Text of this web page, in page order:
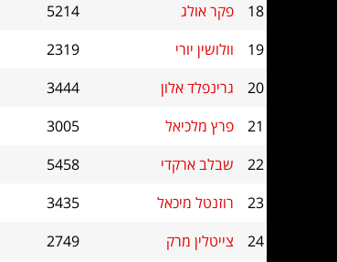
18
פקר אולג 5214
19
וולושין יורי 2319
20
גרינפלד אלון 3444
21
פרץ מלכיאל 3005
22
שבלב ארקדי 5458
23
רוזנטל מיכאל 3435
24
צייטלין מרק 2749